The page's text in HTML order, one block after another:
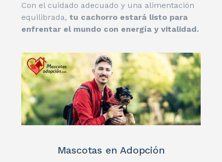
Con el cuidado adecuado y una alimentación
equilibrada, tu cachorro estará listo para
enfrentar el mundo con energía y vitalidad.
Mascotas en Adopción